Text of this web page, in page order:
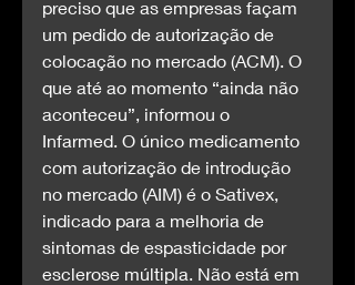
preciso que as empresas façam
um pedido de autorização de
colocação no mercado (ACM). O
que até ao momento “ainda não
aconteceu”, informou o
Infarmed. O único medicamento
com autorização de introdução
no mercado (AIM) é o Sativex,
indicado para a melhoria de
sintomas de espasticidade por
esclerose múltipla. Não está em